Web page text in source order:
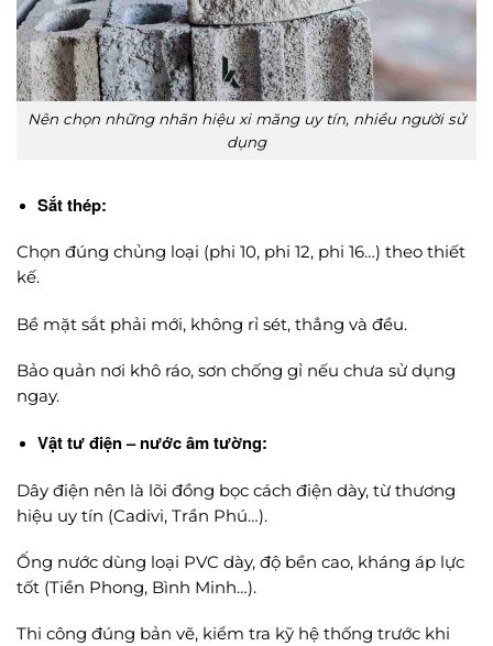
Nên chọn những nhãn hiệu xi măng uy tín, nhiều người sử
dụng
Sắt thép:
Chọn đúng chủng loại (phi 10, phi 12, phi 16…) theo thiết
kế.
Bề mặt sắt phải mới, không rỉ sét, thẳng và đều.
Bảo quản nơi khô ráo, sơn chống gỉ nếu chưa sử dụng
ngay.
Vật tư điện – nước âm tường:
Dây điện nên là lõi đồng bọc cách điện dày, từ thương
hiệu uy tín (Cadivi, Trần Phú…).
Ống nước dùng loại PVC dày, độ bền cao, kháng áp lực
tốt (Tiền Phong, Bình Minh…).
Thi công đúng bản vẽ, kiểm tra kỹ hệ thống trước khi